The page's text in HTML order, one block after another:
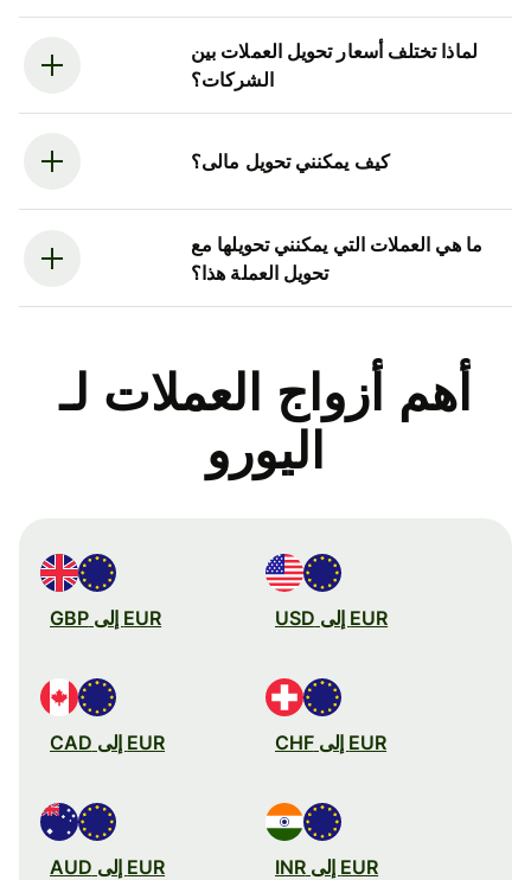
لماذا تختلف أسعار تحويل العملات بين
الشركات؟
كيف يمكنني تحويل مالى؟
ما هي العملات التي يمكنني تحويلها مع
تحويل العملة هذا؟
أهم أزواج العملات لـ
اليورو
EUR إلى USD EUR إلى GBP
EUR إلى CHF EUR إلى CAD
EUR إلى INR EUR إلى AUD